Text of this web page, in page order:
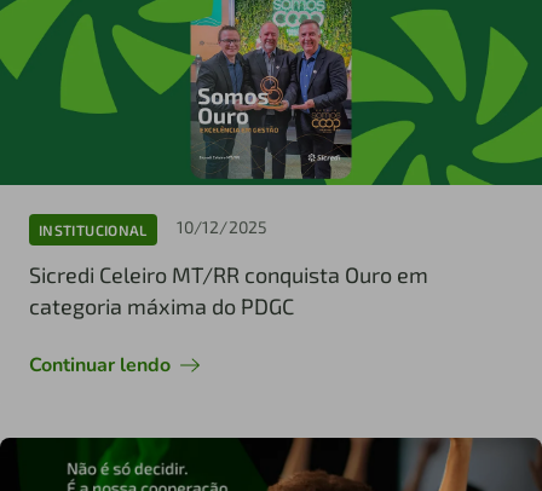
INSTITUCIONAL 10/12/2025
Sicredi Celeiro MT/RR conquista Ouro em
categoria máxima do PDGC
Continuar lendo